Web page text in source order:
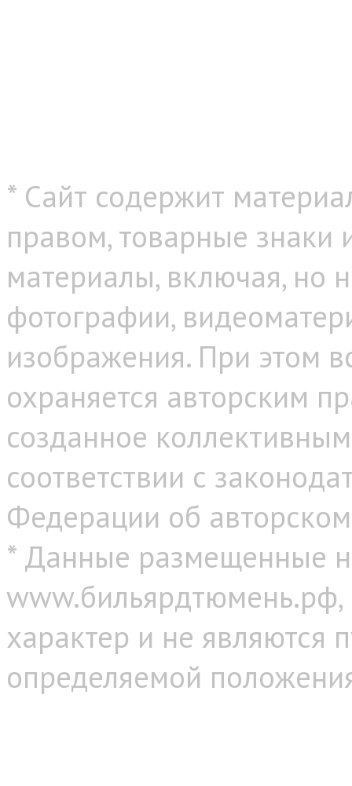
* Сайт содержит
правом, товарные
материалы, включая, но
фотографии,
изображения. При этом
охраняется авторским
созданное
соответствии с
Федерации об
* Данные размещенные
характер и не являются
определяемой